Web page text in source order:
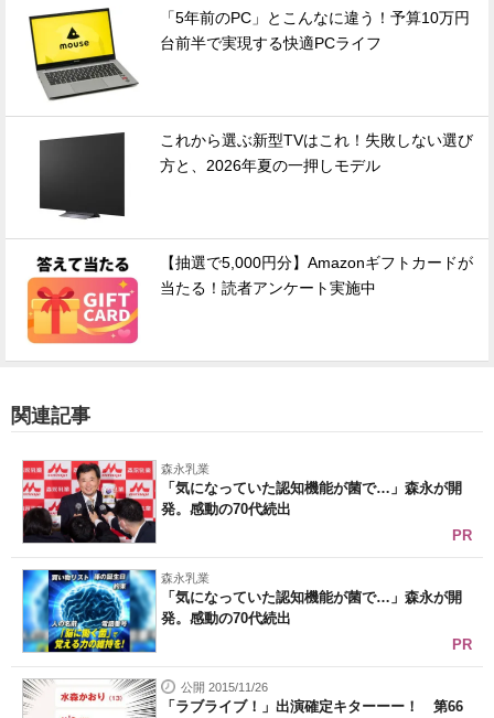
「5年前のPC」とこんなに違う！予算10万円
台前半で実現する快適PCライフ
これから選ぶ新型TVはこれ！失敗しない選び
方と、2026年夏の一押しモデル
【抽選で5,000円分】Amazonギフトカードが
当たる！読者アンケート実施中
関連記事
森永乳業
「気になっていた認知機能が菌で…」森永が開
発。感動の70代続出
PR
森永乳業
「気になっていた認知機能が菌で…」森永が開
発。感動の70代続出
PR
公開 2015/11/26
「ラブライブ！」出演確定キターーー！ 第66